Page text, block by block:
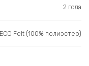
2 года
ECO Felt (100% полиэстер)